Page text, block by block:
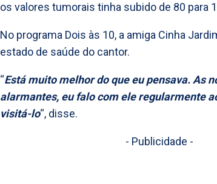
os valores tumorais tinha subido de 80 para
No programa Dois às 10, a amiga Cinha
estado de saúde do cantor.
“Está muito melhor do que eu pensava. As
alarmantes, eu falo com ele regularmente
visitá-lo“, disse.
- Publicidade -